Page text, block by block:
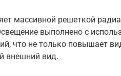
массивной решеткой
выполнено с
что не только повышает
внешний вид.